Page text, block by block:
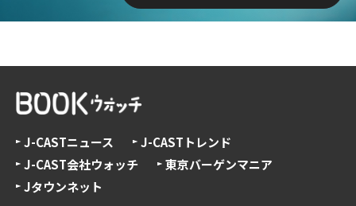
J-CASTニュース
J-CASTトレンド
J-CAST会社ウォッチ
東京バーゲンマニア
Jタウンネット